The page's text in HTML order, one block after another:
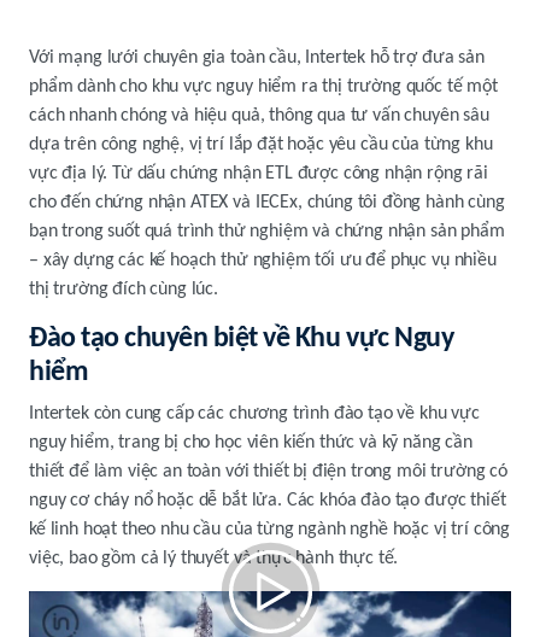
Với mạng lưới chuyên gia toàn cầu, Intertek hỗ trợ đưa sản
phẩm dành cho khu vực nguy hiểm ra thị trường quốc tế một
cách nhanh chóng và hiệu quả, thông qua tư vấn chuyên sâu
dựa trên công nghệ, vị trí lắp đặt hoặc yêu cầu của từng khu
vực địa lý. Từ dấu chứng nhận ETL được công nhận rộng rãi
cho đến chứng nhận ATEX và IECEx, chúng tôi đồng hành cùng
bạn trong suốt quá trình thử nghiệm và chứng nhận sản phẩm
– xây dựng các kế hoạch thử nghiệm tối ưu để phục vụ nhiều
thị trường đích cùng lúc.
Đào tạo chuyên biệt về Khu vực Nguy
hiểm
Intertek còn cung cấp các chương trình đào tạo về khu vực
nguy hiểm, trang bị cho học viên kiến thức và kỹ năng cần
thiết để làm việc an toàn với thiết bị điện trong môi trường có
nguy cơ cháy nổ hoặc dễ bắt lửa. Các khóa đào tạo được thiết
kế linh hoạt theo nhu cầu của từng ngành nghề hoặc vị trí công
việc, bao gồm cả lý thuyết và thực hành thực tế.